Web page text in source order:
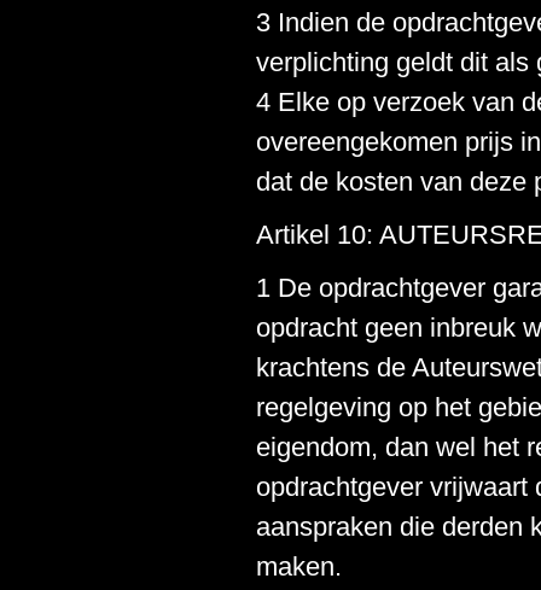
3 Indien de
verplichting geldt dit als
4 Elke op verzoek van
overeengekomen prijs
dat de kosten van deze
Artikel 10:
1 De opdrachtgever
opdracht geen inbreuk
krachtens de
regelgeving op het
eigendom, dan wel het
opdrachtgever vrijwaart
aanspraken die derden
maken.